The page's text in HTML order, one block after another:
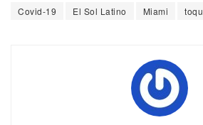
Covid-19
El Sol Latino Miami